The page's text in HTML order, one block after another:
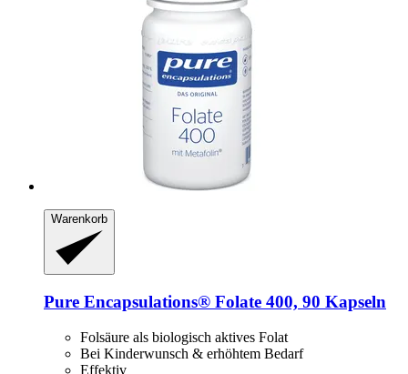
Warenkorb
Pure Encapsulations® Folate 400, 90 Kapseln
Folsäure als biologisch aktives Folat
Bei Kinderwunsch & erhöhtem Bedarf
Effektiv